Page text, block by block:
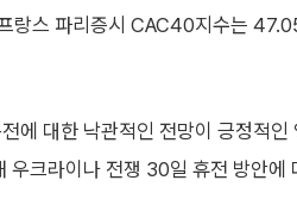
스 파리증시 CAC40지수는
에 대한 낙관적인 전망이 긍정적
우크라이나 전쟁 30일 휴전 방안에